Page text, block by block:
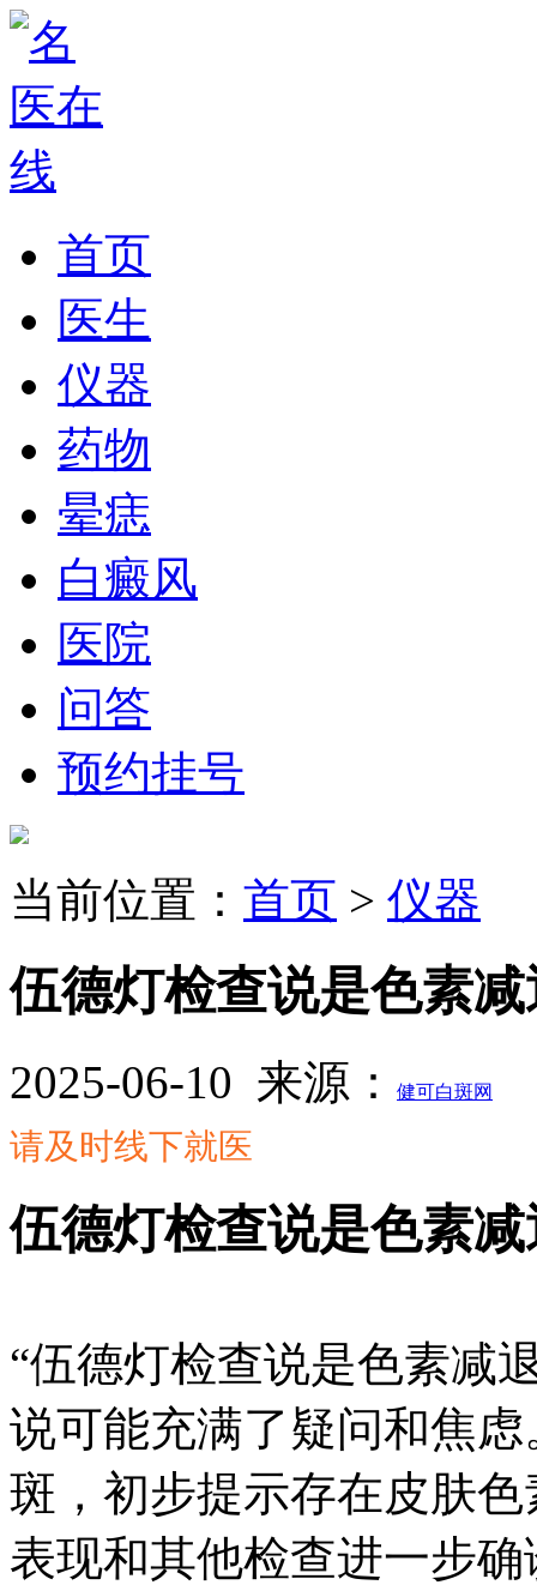
首页
医生
仪器
药物
晕痣
白癜风
医院
问答
预约挂号
当前位置： 首页 > 仪器
伍德灯检查说是色素
2025-06-10 来源： 健可白斑网
请及时线下就医
伍德灯检查说是色素
“伍德灯检查说是色素减
说可能充满了疑问和焦
斑，初步提示存在皮肤
表现和其他检查进一步